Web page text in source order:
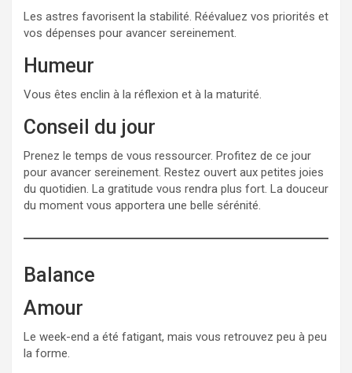
Les astres favorisent la stabilité. Réévaluez vos priorités et
vos dépenses pour avancer sereinement.
Humeur
Vous êtes enclin à la réflexion et à la maturité.
Conseil du jour
Prenez le temps de vous ressourcer. Profitez de ce jour
pour avancer sereinement. Restez ouvert aux petites joies
du quotidien. La gratitude vous rendra plus fort. La douceur
du moment vous apportera une belle sérénité.
Balance
Amour
Le week-end a été fatigant, mais vous retrouvez peu à peu
la forme.